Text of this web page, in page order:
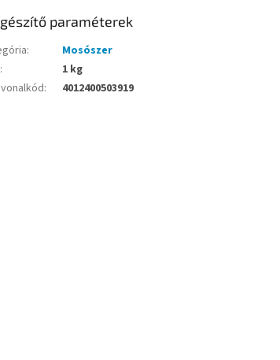
paraméterek
:
Mosószer
:
1 kg
vonalkód: 4012400503919